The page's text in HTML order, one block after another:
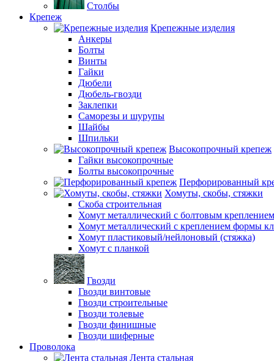
Столбы
Крепеж
Крепежные изделия
Анкеры
Болты
Винты
Гайки
Дюбели
Дюбель-гвозди
Заклепки
Саморезы и шурупы
Шайбы
Шпильки
Высокопрочный крепеж
Гайки высокопрочные
Болты высокопрочные
Перфорированный
Хомуты, скобы, стяжки
Скоба строительная
Хомут металлический с болтовым креплением
Хомут металлический с креплением формы
Хомут пластиковый/нейлоновый (стяжка)
Хомут с планкой
Гвозди
Гвозди винтовые
Гвозди строительные
Гвозди толевые
Гвозди финишные
Гвозди шиферные
Проволока
Лента стальная